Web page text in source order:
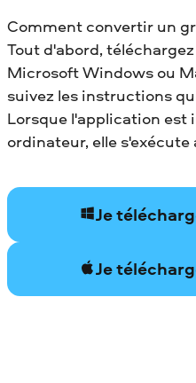
Comment convertir un
Tout d'abord,
Microsoft Windows ou
suivez les instructions
Lorsque l'application est
ordinateur, elle
Je
Je